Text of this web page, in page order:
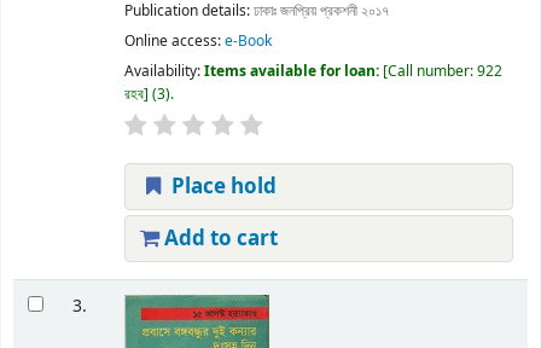
Publication details:ঢাকাঃজনপ্রিয় প্রকশনী ২০১৭
Online access:e-Book
Availability:Items available for loan: Call number:922
রহব (3).
Place hold
Add to cart
3.